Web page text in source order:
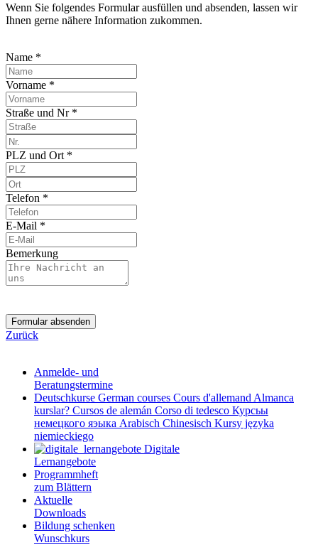
Wenn Sie folgendes Formular ausfüllen und absenden, lassen wir
Ihnen gerne nähere Information zukommen.
Name *
Vorname *
Straße und Nr *
PLZ und Ort *
Telefon *
E-Mail *
Bemerkung
Formular absenden
Zurück
Anmelde- und
Beratungstermine
Deutschkurse German courses Cours d'allemand Almanca
kurslar? Cursos de alemán Corso di tedesco Курсьы
немецкого яэыка Arabisch Chinesisch Kursy języka
niemieckiego
Digitale
Lernangebote
Programmheft
zum Blättern
Aktuelle
Downloads
Bildung schenken
Wunschkurs